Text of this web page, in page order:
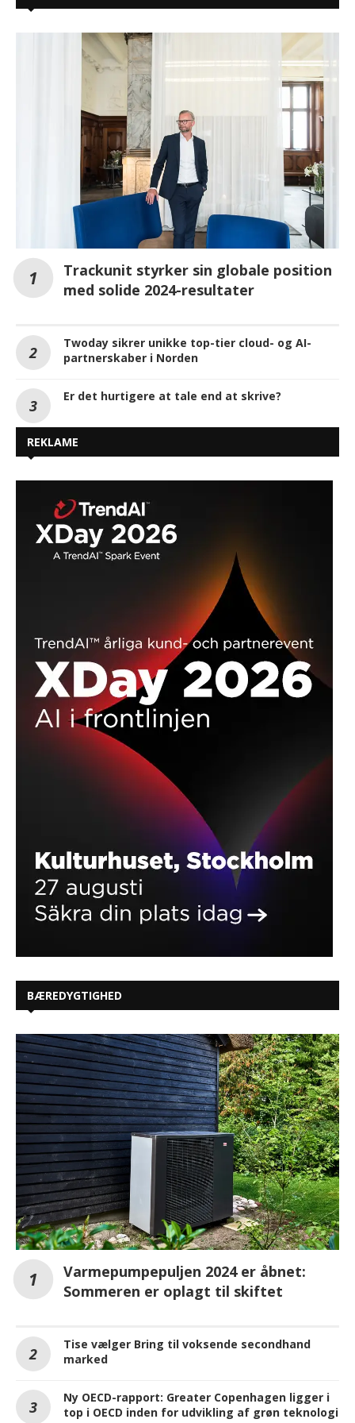
Trackunit styrker sin globale position
med solide 2024-resultater
Twoday sikrer unikke top-tier cloud- og AI-
partnerskaber i Norden
Er det hurtigere at tale end at skrive?
REKLAME
BÆREDYGTIGHED
Varmepumpepuljen 2024 er åbnet:
Sommeren er oplagt til skiftet
Tise vælger Bring til voksende secondhand
marked
Ny OECD-rapport: Greater Copenhagen ligger i
top i OECD inden for udvikling af grøn teknologi